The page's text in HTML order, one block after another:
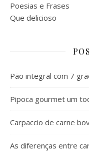
Poesias e Frases
Que delicioso
Pão integral com 7
Pipoca gourmet um
Carpaccio de carne
As diferenças entre